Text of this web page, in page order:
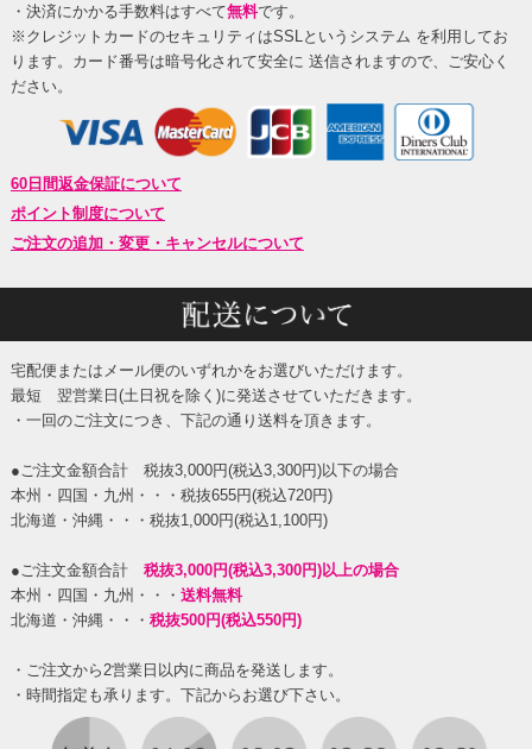
・決済にかかる手数料はすべて無料です。
※クレジットカードのセキュリティはSSLというシステム を利用してお
ります。カード番号は暗号化されて安全に 送信されますので、ご安心く
ださい。
60日間返金保証について
ポイント制度について
ご注文の追加・変更・キャンセルについて
宅配便またはメール便のいずれかをお選びいただけます。
最短 翌営業日(土日祝を除く)に発送させていただきます。
・一回のご注文につき、下記の通り送料を頂きます。
●ご注文金額合計 税抜3,000円(税込3,300円)以下の場合
本州・四国・九州・・・税抜655円(税込720円)
北海道・沖縄・・・税抜1,000円(税込1,100円)
●ご注文金額合計 税抜3,000円(税込3,300円)以上の場合
本州・四国・九州・・・ 送料無料
北海道・沖縄・・・ 税抜500円(税込550円)
・ご注文から2営業日以内に商品を発送します。
・時間指定も承ります。下記からお選び下さい。